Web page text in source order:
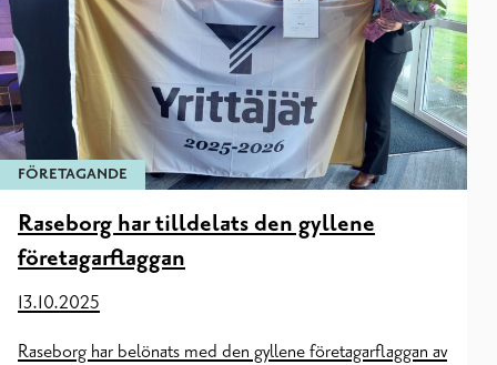
FÖRETAGANDE
Raseborg har tilldelats den gyllene
företagarflaggan
13.10.2025
Raseborg har belönats med den gyllene företagarflaggan av